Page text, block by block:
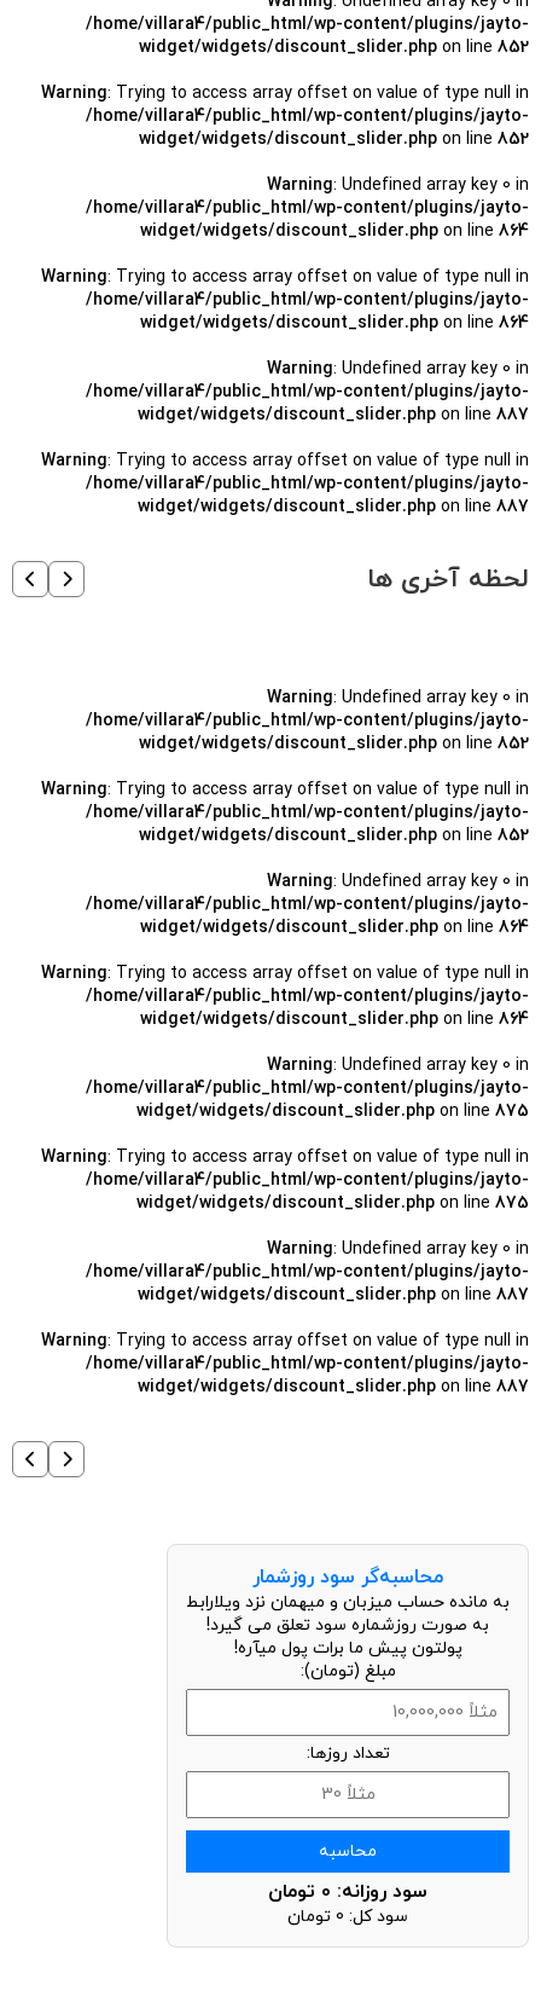
/home/villara4/public_html/wp-content/plugins/jayto-
widget/widgets/discount_slider.php on line 852
Warning: Trying to access array offset on value of type null in
/home/villara4/public_html/wp-content/plugins/jayto-
widget/widgets/discount_slider.php on line 852
Warning: Undefined array key 0 in
/home/villara4/public_html/wp-content/plugins/jayto-
widget/widgets/discount_slider.php on line 864
Warning: Trying to access array offset on value of type null in
/home/villara4/public_html/wp-content/plugins/jayto-
widget/widgets/discount_slider.php on line 864
Warning: Undefined array key 0 in
/home/villara4/public_html/wp-content/plugins/jayto-
widget/widgets/discount_slider.php on line 887
Warning: Trying to access array offset on value of type null in
/home/villara4/public_html/wp-content/plugins/jayto-
widget/widgets/discount_slider.php on line 887
لحظه آخری ها
Warning: Undefined array key 0 in
/home/villara4/public_html/wp-content/plugins/jayto-
widget/widgets/discount_slider.php on line 852
Warning: Trying to access array offset on value of type null in
/home/villara4/public_html/wp-content/plugins/jayto-
widget/widgets/discount_slider.php on line 852
Warning: Undefined array key 0 in
/home/villara4/public_html/wp-content/plugins/jayto-
widget/widgets/discount_slider.php on line 864
Warning: Trying to access array offset on value of type null in
/home/villara4/public_html/wp-content/plugins/jayto-
widget/widgets/discount_slider.php on line 864
Warning: Undefined array key 0 in
/home/villara4/public_html/wp-content/plugins/jayto-
widget/widgets/discount_slider.php on line 875
Warning: Trying to access array offset on value of type null in
/home/villara4/public_html/wp-content/plugins/jayto-
widget/widgets/discount_slider.php on line 875
Warning: Undefined array key 0 in
/home/villara4/public_html/wp-content/plugins/jayto-
widget/widgets/discount_slider.php on line 887
Warning: Trying to access array offset on value of type null in
/home/villara4/public_html/wp-content/plugins/jayto-
widget/widgets/discount_slider.php on line 887
محاسبه‌گر سود روزشمار
به مانده حساب میزبان و میهمان نزد ویلارابط
به صورت روزشماره سود تعلق می گیرد!
پولتون پیش ما برات پول میآره!
مبلغ (تومان):
تعداد روزها:
محاسبه
سود روزانه: 0 تومان
سود کل: 0 تومان